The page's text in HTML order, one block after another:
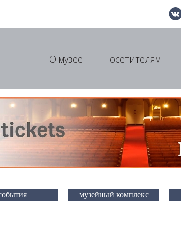
О музее Посетителям
музейный комплекс